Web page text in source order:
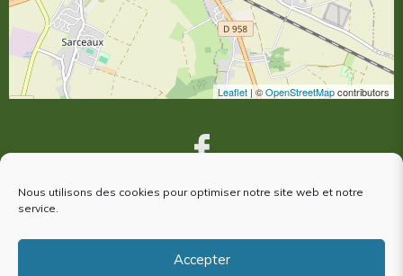
Nous utilisons des cookies pour optimiser notre site web et notre
service.
Accepter
Leaflet | ©OpenStreetMapcontributors
votre avis nous intéresse !